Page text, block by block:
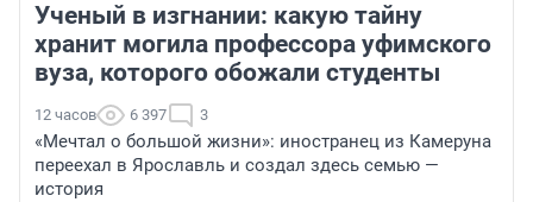
Ученый в изгнании: какую тайну
хранит могила профессора уфимского
вуза, которого обожали студенты
12 часов 6 397 3
«Мечтал о большой жизни»: иностранец из Камеруна
переехал в Ярославль и создал здесь семью —
история